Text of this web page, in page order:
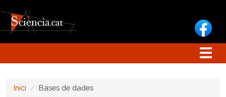
Inici Bases de dades